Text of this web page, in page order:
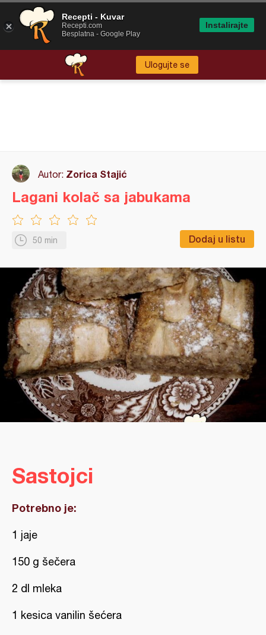
Ulogujte se
Autor: Zorica Stajić
50 min Dodaj u listu
Lagani kolač sa jabukama
Sastojci
Potrebno je:
1 jaje
150 g šečera
2 dl mleka
1 kesica vanilin šećera
Recepti - Kuvar
Recepti.com
Besplatna - Google Play
Instalirajte